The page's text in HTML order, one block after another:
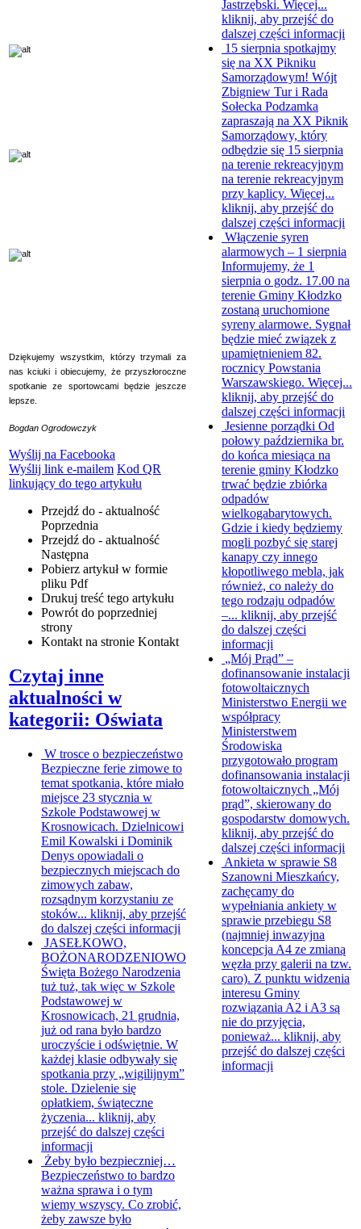
Dziękujemy wszystkim, którzy trzymali za
nas kciuki i obiecujemy, że przyszłoroczne
spotkanie ze sportowcami będzie jeszcze
lepsze.
Bogdan Ogrodowczyk
Wyślij na Facebooka
Wyślij link e-mailem Kod QR
linkujący do tego artykułu
Przejdź do - aktualność
Poprzednia
Przejdź do - aktualność
Następna
Pobierz artykuł w formie
pliku Pdf
Drukuj treść tego artykułu
Powrót do poprzedniej
strony
Kontakt na stronie Kontakt
Czytaj inne
aktualności w
kategorii: Oświata
W trosce o bezpieczeństwo
Bezpieczne ferie zimowe to
temat spotkania, które miało
miejsce 23 stycznia w
Szkole Podstawowej w
Krosnowicach. Dzielnicowi
Emil Kowalski i Dominik
Denys opowiadali o
bezpiecznych miejscach do
zimowych zabaw,
rozsądnym korzystaniu ze
stoków... kliknij, aby przejść
do dalszej części informacji
JASEŁKOWO,
BOŻONARODZENIOWO
Święta Bożego Narodzenia
tuż tuż, tak więc w Szkole
Podstawowej w
Krosnowicach, 21 grudnia,
już od rana było bardzo
uroczyście i odświętnie. W
każdej klasie odbywały się
spotkania przy „wigilijnym”
stole. Dzielenie się
opłatkiem, świąteczne
życzenia... kliknij, aby
przejść do dalszej części
informacji
Żeby było bezpieczniej…
Bezpieczeństwo to bardzo
ważna sprawa i o tym
wiemy wszyscy. Co zrobić,
żeby zawsze było
Jastrzębski. Więcej...
kliknij, aby przejść do
dalszej części informacji
15 sierpnia spotkajmy
się na XX Pikniku
Samorządowym! Wójt
Zbigniew Tur i Rada
Sołecka Podzamka
zapraszają na XX Piknik
Samorządowy, który
odbędzie się 15 sierpnia
na terenie rekreacyjnym
na terenie rekreacyjnym
przy kaplicy. Więcej...
kliknij, aby przejść do
dalszej części informacji
Włączenie syren
alarmowych – 1 sierpnia
Informujemy, że 1
sierpnia o godz. 17.00 na
terenie Gminy Kłodzko
zostaną uruchomione
syreny alarmowe. Sygnał
będzie mieć związek z
upamiętnieniem 82.
rocznicy Powstania
Warszawskiego. Więcej...
kliknij, aby przejść do
dalszej części informacji
Jesienne porządki Od
połowy października br.
do końca miesiąca na
terenie gminy Kłodzko
trwać będzie zbiórka
odpadów
wielkogabarytowych.
Gdzie i kiedy będziemy
mogli pozbyć się starej
kanapy czy innego
kłopotliwego mebla, jak
również, co należy do
tego rodzaju odpadów
–... kliknij, aby przejść
do dalszej części
informacji
„Mój Prąd” –
dofinansowanie instalacji
fotowoltaicznych
Ministerstwo Energii we
współpracy
Ministerstwem
Środowiska
przygotowało program
dofinansowania instalacji
fotowoltaicznych „Mój
prąd”, skierowany do
gospodarstw domowych.
kliknij, aby przejść do
dalszej części informacji
Ankieta w sprawie S8
Szanowni Mieszkańcy,
zachęcamy do
wypełniania ankiety w
sprawie przebiegu S8
(najmniej inwazyjna
koncepcja A4 ze zmianą
węzła przy galerii na tzw.
caro). Z punktu widzenia
interesu Gminy
rozwiązania A2 i A3 są
nie do przyjęcia,
ponieważ... kliknij, aby
przejść do dalszej części
informacji